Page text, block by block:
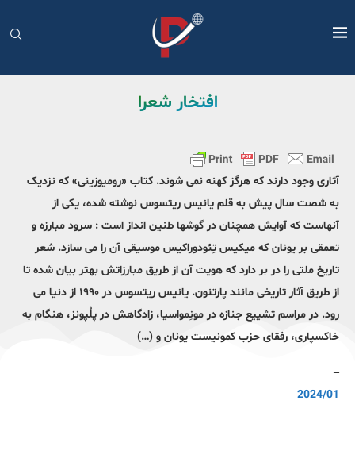
افتخار شعرا
آثاری وجود دارند که هرگز کهنه نمی شوند. کتاب «رومیوزینی» که نزدیک
به شصت سال پیش به قلم یانیس ریتسوس نوشته شده، یکی از
آنهاست که آوایش همچنان در گوشها طنین انداز است : سرود مبارزه و
تعمقی بر یونان که میکیس تِئودوراکیس موسیقی آن را می سازد. شعر
تاریخ ملتی را در بر دارد که هویت آن از طریق مبارزاتش بهتر بیان شده تا
از طریق آثار تاریخی مانند پارتنون. یانیس ریتسوس در ۱۹۹۰ از دنیا می
رود. در مراسم تشییع جنازه در مونِمواسیا، زادگاهش در پلُپونز، هنگام به
خاکسپاری، رفقای حزب کمونیست یونان و (…)
–
2024/01